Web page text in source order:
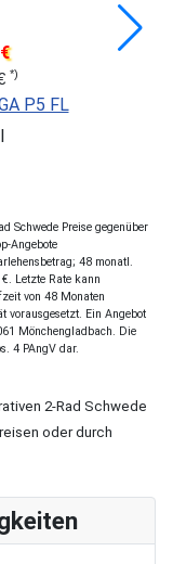
*)
P5 FL
Schwede Preise gegenüber
Angebote
48 monatl.
Letzte Rate kann
von 48 Monaten
vorausgesetzt. Ein Angebot
Mönchengladbach. Die
4 PAngV dar.
2-Rad Schwede
oder durch